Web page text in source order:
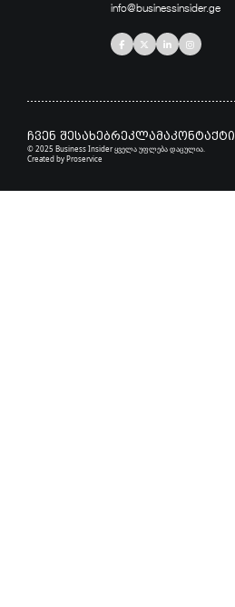
info@businessinsider.ge
ჩვენ შესახებრეკლამაკონტაქტი
© 2025 Business Insider ყველა უფლება დაცულია.
Created by Proservice